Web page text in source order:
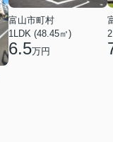
富山市町村
1LDK (48.45㎡)
6.5万円